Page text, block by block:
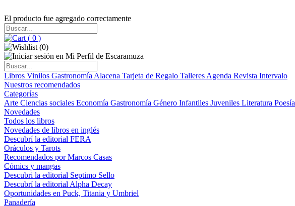
El producto fue agregado correctamente
( 0 )
(0)
Libros Vinilos Gastronomía Alacena Tarjeta de Regalo Talleres Agenda Revista Intervalo
Nuestros recomendados
Categorías
Arte Ciencias sociales Economía Gastronomía Género Infantiles Juveniles Literatura Poesía
Novedades
Todos los libros
Novedades de libros en inglés
Descubrí la editorial FERA
Oráculos y Tarots
Recomendados por Marcos Casas
Cómics y mangas
Descubri la editorial Septimo Sello
Descubrí la editorial Alpha Decay
Oportunidades en Puck, Titania y Umbriel
Panadería